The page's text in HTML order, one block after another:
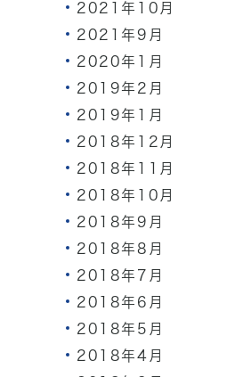
2021年10月
2021年9月
2020年1月
2019年2月
2019年1月
2018年12月
2018年11月
2018年10月
2018年9月
2018年8月
2018年7月
2018年6月
2018年5月
2018年4月